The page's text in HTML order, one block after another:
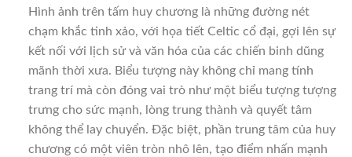
Hình ảnh trên tấm huy chương là những đường nét
chạm khắc tinh xảo, với họa tiết Celtic cổ đại, gợi lên sự
kết nối với lịch sử và văn hóa của các chiến binh dũng
mãnh thời xưa. Biểu tượng này không chỉ mang tính
trang trí mà còn đóng vai trò như một biểu tượng tượng
trưng cho sức mạnh, lòng trung thành và quyết tâm
không thể lay chuyển. Đặc biệt, phần trung tâm của huy
chương có một viên tròn nhô lên, tạo điểm nhấn mạnh